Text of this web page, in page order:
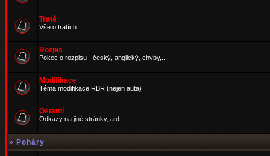
Tratě
Vše o tratích
Rozpis
Pokec o rozpisu - český, anglický, chyby,...
Modifikace
Téma modifikace RBR (nejen auta)
Ostatní
Odkazy na jiné stránky, atd...
» Poháry